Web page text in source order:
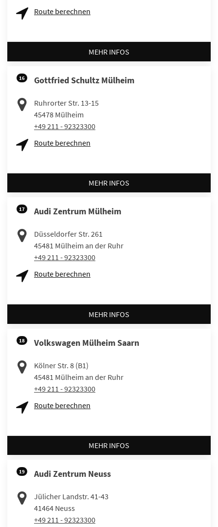
Route berechnen
MEHR INFOS
16 Gottfried Schultz Mülheim
Ruhrorter Str. 13-15
45478 Mülheim
+49 211 - 92323300
Route berechnen
MEHR INFOS
17 Audi Zentrum Mülheim
Düsseldorfer Str. 261
45481 Mülheim an der Ruhr
+49 211 - 92323300
Route berechnen
MEHR INFOS
18 Volkswagen Mülheim Saarn
Kölner Str. 8 (B1)
45481 Mülheim an der Ruhr
+49 211 - 92323300
Route berechnen
MEHR INFOS
19 Audi Zentrum Neuss
Jülicher Landstr. 41-43
41464 Neuss
+49 211 - 92323300